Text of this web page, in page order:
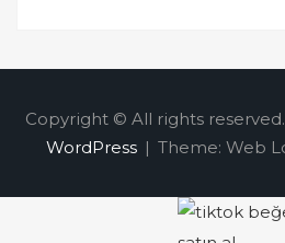
Copyright © All rights reserved.
WordPress | Theme: Web